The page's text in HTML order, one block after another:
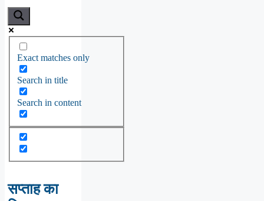
Exact matches only
Search in title
Search in content
सप्ताह का